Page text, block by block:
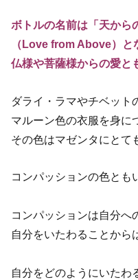
ボトルの名前は「天から
（Love from Above）と
仏様や菩薩様からの愛と
ダライ・ラマやチベット
マルーン色の衣服を身に
その色はマゼンタにとて
コンパッションの色とも
コンパッションは自分へ
自分をいたわることから
自分をどのようにいたわ